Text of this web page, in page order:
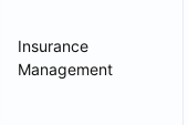
Insurance
Management